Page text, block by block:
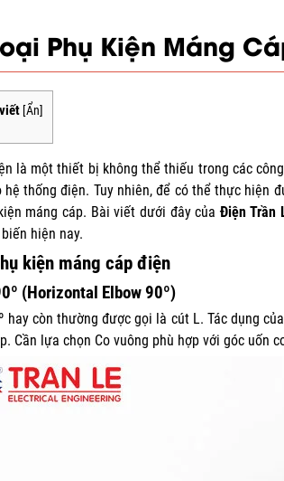
Phụ Kiện Máng
[Ẩn]
là một thiết bị không thể thiếu trong các
hệ thống điện. Tuy nhiên, để có thể thực hiện
máng cáp. Bài viết dưới đây của Điện Trần
hiện nay.
kiện máng cáp điện
(Horizontal Elbow 90º)
hay còn thường được gọi là cút L. Tác dụng
Cần lựa chọn Co vuông phù hợp với góc uốn